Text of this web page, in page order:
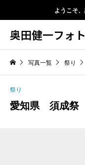
ようこそ
奥田健一フォ
写真一覧 祭り
祭り
愛知県 須成